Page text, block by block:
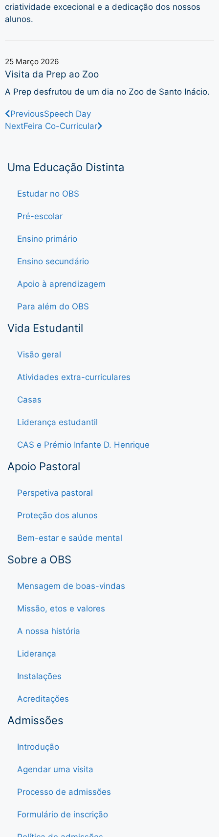
criatividade excecional e a dedicação dos nossos
alunos.
25 Março 2026
Visita da Prep ao Zoo
A Prep desfrutou de um dia no Zoo de Santo Inácio.
PreviousSpeech Day
NextFeira Co-Curricular
Uma Educação Distinta
Estudar no OBS
Pré-escolar
Ensino primário
Ensino secundário
Apoio à aprendizagem
Para além do OBS
Vida Estudantil
Visão geral
Atividades extra-curriculares
Casas
Liderança estudantil
CAS e Prémio Infante D. Henrique
Apoio Pastoral
Perspetiva pastoral
Proteção dos alunos
Bem-estar e saúde mental
Sobre a OBS
Mensagem de boas-vindas
Missão, etos e valores
A nossa história
Liderança
Instalações
Acreditações
Admissões
Introdução
Agendar uma visita
Processo de admissões
Formulário de inscrição